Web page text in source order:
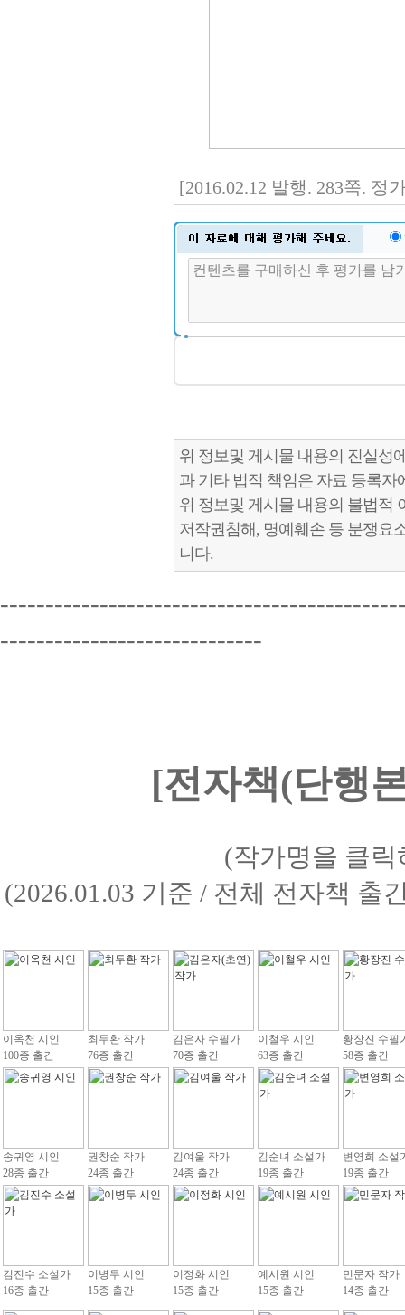
[2016.02.12 발행. 283쪽. 정
위 정보및 게시물 내용의 진실성
과 기타 법적 책임은 자료 등록자
위 정보및 게시물 내용의 불법적
저작권침해, 명예훼손 등 분쟁요
니다.
-----------------------------
[전자책(단행
(작가명을 클
(2026.01.03 기준 / 전체 전자책 출
이옥천 시인
100종 출간
최두환 작가
76종 출간
김은자 수필가
70종 출간
이철우 시인
63종 출간
황장진 수필
58종 출간
송귀영 시인
28종 출간
권창순 작가
24종 출간
김여울 작가
24종 출간
김순녀 소설가
19종 출간
변영희 소설
19종 출간
김진수 소설가
16종 출간
이병두 시인
15종 출간
이정화 시인
15종 출간
예시원 시인
15종 출간
민문자 작가
14종 출간